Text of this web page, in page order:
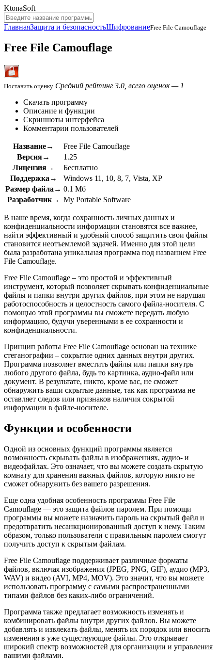
KtonaSoft
ГлавнаяЗащита и безопасностьШифрованиеFree File Camouflage
Free File Camouflage
Поставить оценку Средний рейтинг 3.0, всего оценок — 1
Скачать программу
Описание и функции
Скриншоты интерфейса
Комментарии пользователей
Название→
Free File Camouflage
Версия→
1.25
Лицензия→
Бесплатно
Поддержка→
Windows 11, 10, 8, 7, Vista, XP
Размер файла→ 0.1 Мб
Разработчик→
My Portable Software
В наше время, когда сохранность личных данных и
конфиденциальности информации становятся все важнее,
найти эффективный и удобный способ защитить свои файлы
становится неотъемлемой задачей. Именно для этой цели
была разработана уникальная программа под названием Free
File Camouflage.
Free File Camouflage – это простой и эффективный
инструмент, который позволяет скрывать конфиденциальные
файлы и папки внутри других файлов, при этом не нарушая
работоспособность и целостность самого файла-носителя. С
помощью этой программы вы сможете передать любую
информацию, будучи уверенными в ее сохранности и
конфиденциальности.
Принцип работы Free File Camouflage основан на технике
стеганографии – сокрытие одних данных внутри других.
Программа позволяет вместить файлы или папки внутрь
любого другого файла, будь то картинка, аудио-файл или
документ. В результате, никто, кроме вас, не сможет
обнаружить ваши скрытые данные, так как программа не
оставляет следов или признаков наличия сокрытой
информации в файле-носителе.
Функции и особенности
Одной из основных функций программы является
возможность скрывать файлы в изображениях, аудио- и
видеофайлах. Это означает, что вы можете создать скрытую
комнату для хранения важных файлов, которую никто не
сможет обнаружить без вашего разрешения.
Еще одна удобная особенность программы Free File
Camouflage — это защита файлов паролем. При помощи
программы вы можете назначить пароль на скрытый файл и
предотвратить несанкционированный доступ к нему. Таким
образом, только пользователи с правильным паролем смогут
получить доступ к скрытым файлам.
Free File Camouflage поддерживает различные форматы
файлов, включая изображения (JPEG, PNG, GIF), аудио (MP3,
WAV) и видео (AVI, MP4, MOV). Это значит, что вы можете
использовать программу с самыми распространенными
типами файлов без каких-либо ограничений.
Программа также предлагает возможность изменять и
комбинировать файлы внутри других файлов. Вы можете
добавлять и извлекать файлы, менять их порядок или вносить
изменения в уже существующие файлы. Это открывает
широкий спектр возможностей для организации и управления
вашими файлами.